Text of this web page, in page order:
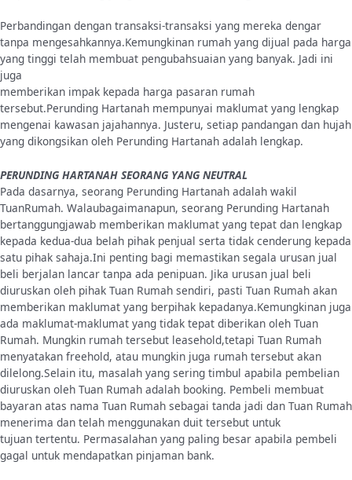
Perbandingan dengan transaksi-transaksi yang mereka dengar
tanpa mengesahkannya.Kemungkinan rumah yang dijual pada harga
yang tinggi telah membuat pengubahsuaian yang banyak. Jadi ini
juga
memberikan impak kepada harga pasaran rumah
tersebut.Perunding Hartanah mempunyai maklumat yang lengkap
mengenai kawasan jajahannya. Justeru, setiap pandangan dan hujah
yang dikongsikan oleh Perunding Hartanah adalah lengkap.
PERUNDING HARTANAH SEORANG YANG NEUTRAL
Pada dasarnya, seorang Perunding Hartanah adalah wakil
TuanRumah. Walaubagaimanapun, seorang Perunding Hartanah
bertanggungjawab memberikan maklumat yang tepat dan lengkap
kepada kedua-dua belah pihak penjual serta tidak cenderung kepada
satu pihak sahaja.Ini penting bagi memastikan segala urusan jual
beli berjalan lancar tanpa ada penipuan. Jika urusan jual beli
diuruskan oleh pihak Tuan Rumah sendiri, pasti Tuan Rumah akan
memberikan maklumat yang berpihak kepadanya.Kemungkinan juga
ada maklumat-maklumat yang tidak tepat diberikan oleh Tuan
Rumah. Mungkin rumah tersebut leasehold,tetapi Tuan Rumah
menyatakan freehold, atau mungkin juga rumah tersebut akan
dilelong.Selain itu, masalah yang sering timbul apabila pembelian
diuruskan oleh Tuan Rumah adalah booking. Pembeli membuat
bayaran atas nama Tuan Rumah sebagai tanda jadi dan Tuan Rumah
menerima dan telah menggunakan duit tersebut untuk
tujuan tertentu. Permasalahan yang paling besar apabila pembeli
gagal untuk mendapatkan pinjaman bank.